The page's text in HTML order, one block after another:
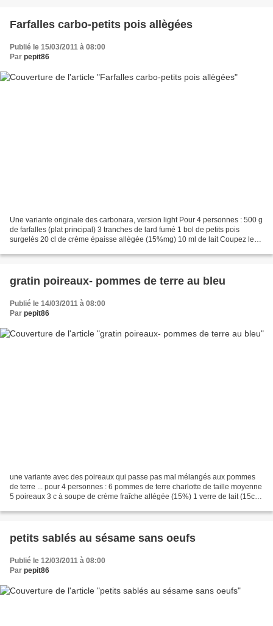
Farfalles carbo-petits pois allègées
Publié le 15/03/2011 à 08:00
Par pepit86
Une variante originale des carbonara, version light Pour 4 personnes : 500 g
de farfalles (plat principal) 3 tranches de lard fumé 1 bol de petits pois
surgelés 20 cl de crème épaisse allègée (15%mg) 10 ml de lait Coupez le
gratin poireaux- pommes de terre au bleu
Publié le 14/03/2011 à 08:00
Par pepit86
une variante avec des poireaux qui passe pas mal mélangés aux pommes
de terre ... pour 4 personnes : 6 pommes de terre charlotte de taille moyenne
5 poireaux 3 c à soupe de crème fraîche allégée (15%) 1 verre de lait (15cl)
petits sablés au sésame sans oeufs
Publié le 12/03/2011 à 08:00
Par pepit86